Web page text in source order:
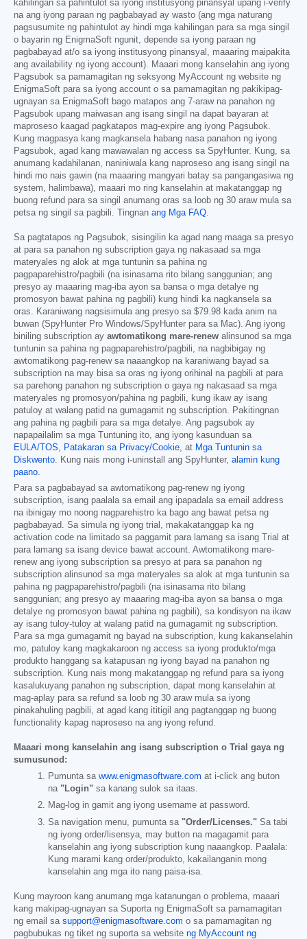
kahilingan sa pahintulot sa iyong institusyong pinansyal upang i-verify
na ang iyong paraan ng pagbabayad ay wasto (ang mga naturang
pagsusumite ng pahintulot ay hindi mga kahilingan para sa mga singil
o bayarin ng EnigmaSoft ngunit, depende sa iyong paraan ng
pagbabayad at/o sa iyong institusyong pinansyal, maaaring maipakita
ang availability ng iyong account). Maaari mong kanselahin ang iyong
Pagsubok sa pamamagitan ng seksyong MyAccount ng website ng
EnigmaSoft para sa iyong account o sa pamamagitan ng pakikipag-
ugnayan sa EnigmaSoft bago matapos ang 7-araw na panahon ng
Pagsubok upang maiwasan ang isang singil na dapat bayaran at
maproseso kaagad pagkatapos mag-expire ang iyong Pagsubok.
Kung magpasya kang magkansela habang nasa panahon ng iyong
Pagsubok, agad kang mawawalan ng access sa SpyHunter. Kung, sa
anumang kadahilanan, naniniwala kang naproseso ang isang singil na
hindi mo nais gawin (na maaaring mangyari batay sa pangangasiwa ng
system, halimbawa), maaari mo ring kanselahin at makatanggap ng
buong refund para sa singil anumang oras sa loob ng 30 araw mula sa
petsa ng singil sa pagbili. Tingnan ang Mga FAQ.
Sa pagtatapos ng Pagsubok, sisingilin ka agad nang maaga sa presyo
at para sa panahon ng subscription gaya ng nakasaad sa mga
materyales ng alok at mga tuntunin sa pahina ng
pagpaparehistro/pagbili (na isinasama rito bilang sanggunian; ang
presyo ay maaaring mag-iba ayon sa bansa o mga detalye ng
promosyon bawat pahina ng pagbili) kung hindi ka nagkansela sa
oras. Karaniwang nagsisimula ang presyo sa $79.98 kada anim na
buwan (SpyHunter Pro Windows/SpyHunter para sa Mac). Ang iyong
biniling subscription ay awtomatikong mare-renew alinsunod sa mga
tuntunin sa pahina ng pagpaparehistro/pagbili, na nagbibigay ng
awtomatikong pag-renew sa naaangkop na karaniwang bayad sa
subscription na may bisa sa oras ng iyong orihinal na pagbili at para
sa parehong panahon ng subscription o gaya ng nakasaad sa mga
materyales ng promosyon/pahina ng pagbili, kung ikaw ay isang
patuloy at walang patid na gumagamit ng subscription. Pakitingnan
ang pahina ng pagbili para sa mga detalye. Ang pagsubok ay
napapailalim sa mga Tuntuning ito, ang iyong kasunduan sa
EULA/TOS, Patakaran sa Privacy/Cookie, at Mga Tuntunin sa
Diskwento. Kung nais mong i-uninstall ang SpyHunter, alamin kung
paano.
Para sa pagbabayad sa awtomatikong pag-renew ng iyong
subscription, isang paalala sa email ang ipapadala sa email address
na ibinigay mo noong nagparehistro ka bago ang bawat petsa ng
pagbabayad. Sa simula ng iyong trial, makakatanggap ka ng
activation code na limitado sa paggamit para lamang sa isang Trial at
para lamang sa isang device bawat account. Awtomatikong mare-
renew ang iyong subscription sa presyo at para sa panahon ng
subscription alinsunod sa mga materyales sa alok at mga tuntunin sa
pahina ng pagpaparehistro/pagbili (na isinasama rito bilang
sanggunian; ang presyo ay maaaring mag-iba ayon sa bansa o mga
detalye ng promosyon bawat pahina ng pagbili), sa kondisyon na ikaw
ay isang tuloy-tuloy at walang patid na gumagamit ng subscription.
Para sa mga gumagamit ng bayad na subscription, kung kakanselahin
mo, patuloy kang magkakaroon ng access sa iyong produkto/mga
produkto hanggang sa katapusan ng iyong bayad na panahon ng
subscription. Kung nais mong makatanggap ng refund para sa iyong
kasalukuyang panahon ng subscription, dapat mong kanselahin at
mag-aplay para sa refund sa loob ng 30 araw mula sa iyong
pinakahuling pagbili, at agad kang ititigil ang pagtanggap ng buong
functionality kapag naproseso na ang iyong refund.
Maaari mong kanselahin ang isang subscription o Trial gaya ng
sumusunod:
Pumunta sa www.enigmasoftware.com at i-click ang buton
na "Login" sa kanang sulok sa itaas.
Mag-log in gamit ang iyong username at password.
Sa navigation menu, pumunta sa "Order/Licenses." Sa tabi
ng iyong order/lisensya, may button na magagamit para
kanselahin ang iyong subscription kung naaangkop. Paalala:
Kung marami kang order/produkto, kakailanganin mong
kanselahin ang mga ito nang paisa-isa.
Kung mayroon kang anumang mga katanungan o problema, maaari
kang makipag-ugnayan sa Suporta ng EnigmaSoft sa pamamagitan
ng email sa support@enigmasoftware.com o sa pamamagitan ng
pagbubukas ng tiket ng suporta sa website ng MyAccount ng